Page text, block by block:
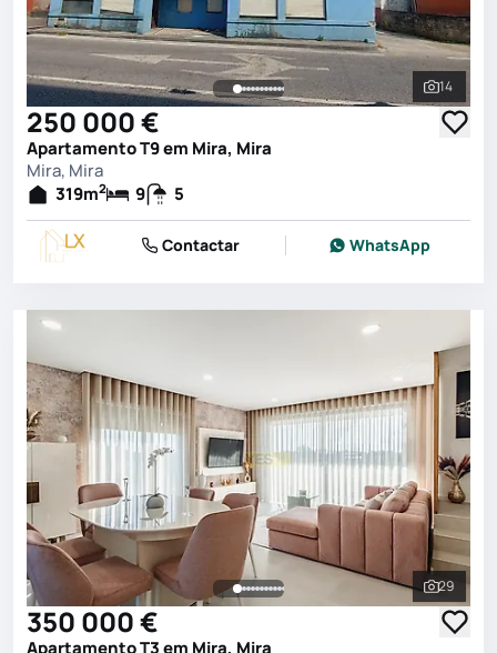
Ver
14
250 000 €
Apartamento T9 em Mira, Mira
Mira, Mira
319m2 9 5
Contactar WhatsApp
Ver
29
350 000 €
Apartamento T3 em Mira, Mira